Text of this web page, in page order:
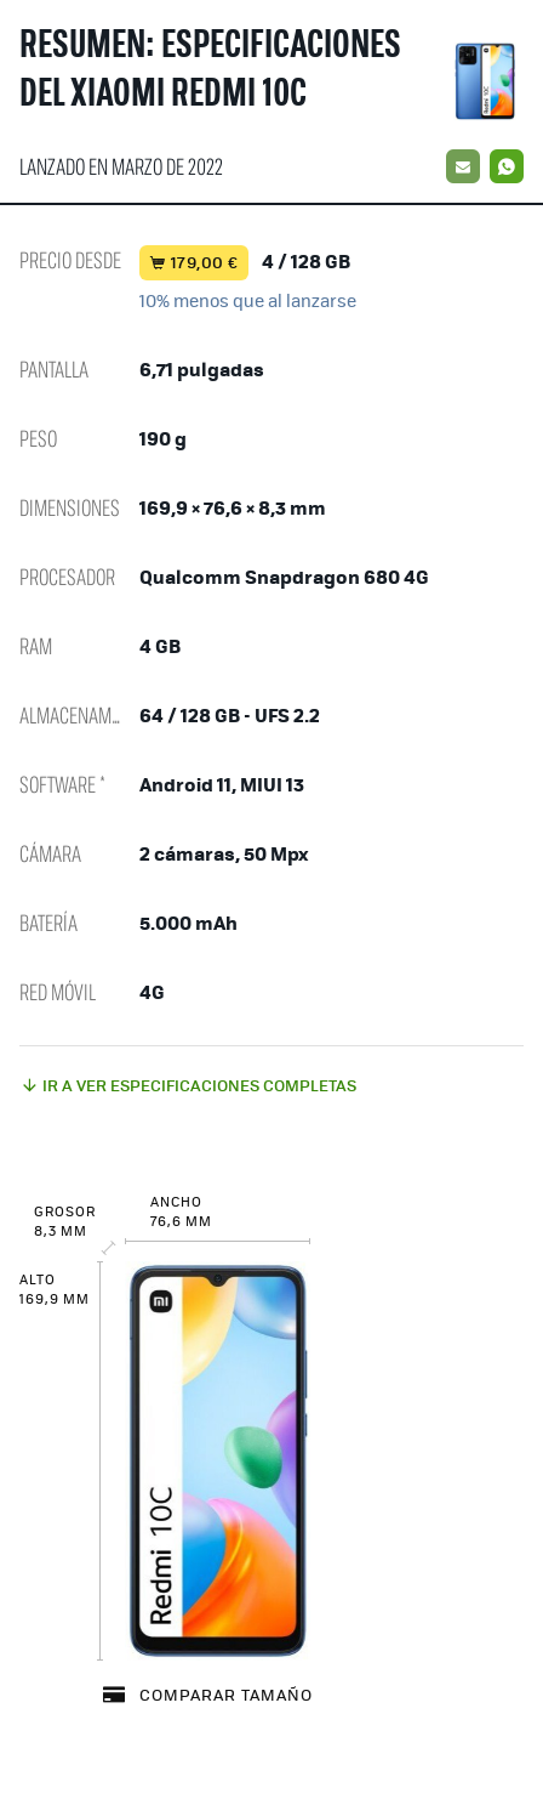
RESUMEN: ESPECIFICACIONES
DEL XIAOMI REDMI 10C
LANZADO EN MARZO DE 2022 EMAIL
PRECIO DESDE 179,00 € 4 / 128 GB
10% menos que al lanzarse
PANTALLA 6,71 pulgadas
PESO 190 g
DIMENSIONES 169,9 × 76,6 × 8,3 mm
PROCESADOR Qualcomm Snapdragon 680 4G
RAM 4 GB
ALMACENAMIENTO 64 / 128 GB - UFS 2.2
SOFTWARE * Android 11, MIUI 13
CÁMARA 2 cámaras, 50 Mpx
BATERÍA 5.000 mAh
RED MÓVIL 4G
IR A VER ESPECIFICACIONES COMPLETAS
GROSOR
8,3 MM
ANCHO
76,6 MM
ALTO
169,9 MM
COMPARAR TAMAÑO